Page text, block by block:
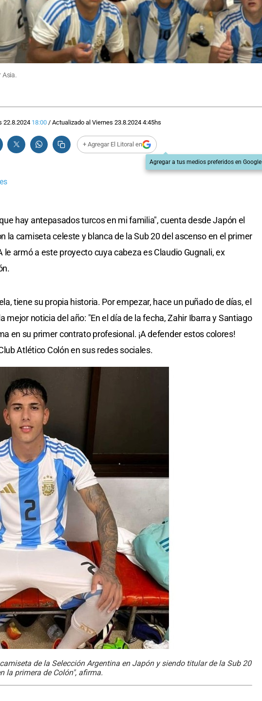
Asia.
22.8.2024 18:00 / Actualizado al Viernes 23.8.2024 4:45hs
+ Agregar El Litoral en
Agregar a tus medios preferidos en Google
hay antepasados turcos en mi familia", cuenta desde Japón el
la camiseta celeste y blanca de la Sub 20 del ascenso en el primer
le armó a este proyecto cuya cabeza es Claudio Gugnali, ex
tiene su propia historia. Por empezar, hace un puñado de días, el
mejor noticia del año: "En el día de la fecha, Zahir Ibarra y Santiago
en su primer contrato profesional. ¡A defender estos colores!
Atlético Colón en sus redes sociales.
de la Selección Argentina en Japón y siendo titular de la Sub 20
la primera de Colón", afirma.